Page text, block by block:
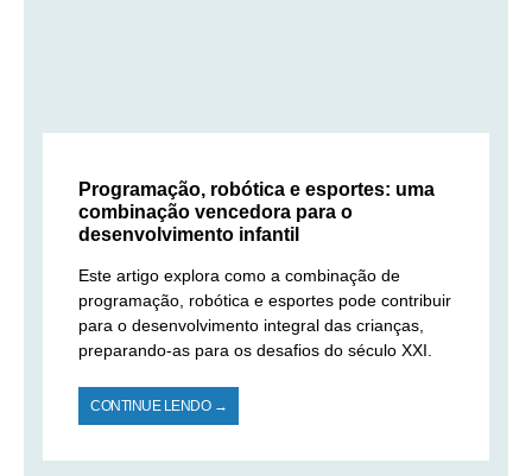
Programação, robótica e esportes: uma
combinação vencedora para o
desenvolvimento infantil
Este artigo explora como a combinação de
programação, robótica e esportes pode contribuir
para o desenvolvimento integral das crianças,
preparando-as para os desafios do século XXI.
CONTINUE LENDO →